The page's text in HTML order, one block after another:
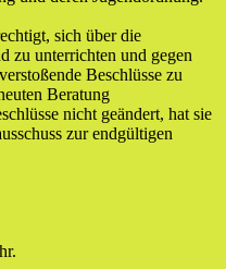
sich über die
zu unterrichten und gegen
Beschlüsse zu
Beratung
nicht geändert, hat sie
zur endgültigen